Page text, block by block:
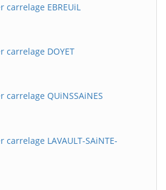
EBREUiL
carrelage DOYET
carrelage QUiNSSAiNES
LAVAULT-SAiNTE-